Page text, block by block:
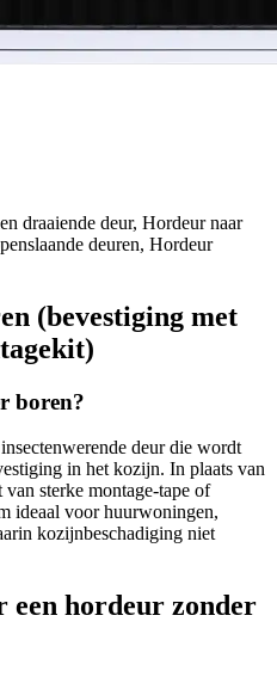
draaiende deur, Hordeur naar
deuren, Hordeur
(bevestiging met
boren?
deur die wordt
in het kozijn. In plaats van
sterke montage-tape of
ideaal voor huurwoningen,
kozijnbeschadiging niet
een hordeur zonder